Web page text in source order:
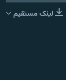
لینک مستقیم